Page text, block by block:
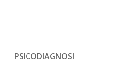
PSICODIAGNOSI